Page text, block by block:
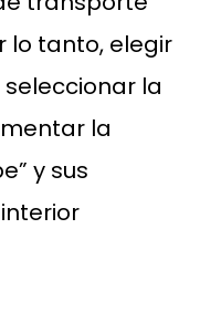
lo tanto, elegir
la
la
y sus